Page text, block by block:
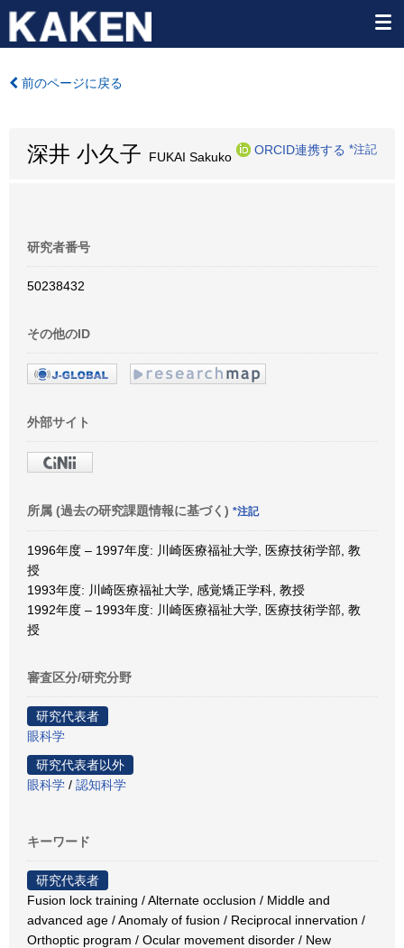
前のページに戻る
深井 小久子 FUKAI Sakuko
ORCID連携する *注記
研究者番号
50238432
その他のID
外部サイト
所属 (過去の研究課題情報に基づく) *注記
1996年度 – 1997年度: 川崎医療福祉大学, 医療技術学部, 教
授
1993年度: 川崎医療福祉大学, 感覚矯正学科, 教授
1992年度 – 1993年度: 川崎医療福祉大学, 医療技術学部, 教
授
審査区分/研究分野
研究代表者
眼科学
研究代表者以外
眼科学 / 認知科学
キーワード
研究代表者
Fusion lock training / Alternate occlusion / Middle and
advanced age / Anomaly of fusion / Reciprocal innervation /
Orthoptic program / Ocular movement disorder / New